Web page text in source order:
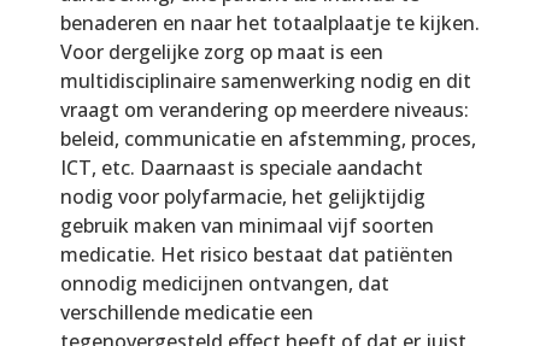
benaderen en naar het totaalplaatje te kijken.
Voor dergelijke zorg op maat is een
multidisciplinaire samenwerking nodig en dit
vraagt om verandering op meerdere niveaus:
beleid, communicatie en afstemming, proces,
ICT, etc. Daarnaast is speciale aandacht
nodig voor polyfarmacie, het gelijktijdig
gebruik maken van minimaal vijf soorten
medicatie. Het risico bestaat dat patiënten
onnodig medicijnen ontvangen, dat
verschillende medicatie een